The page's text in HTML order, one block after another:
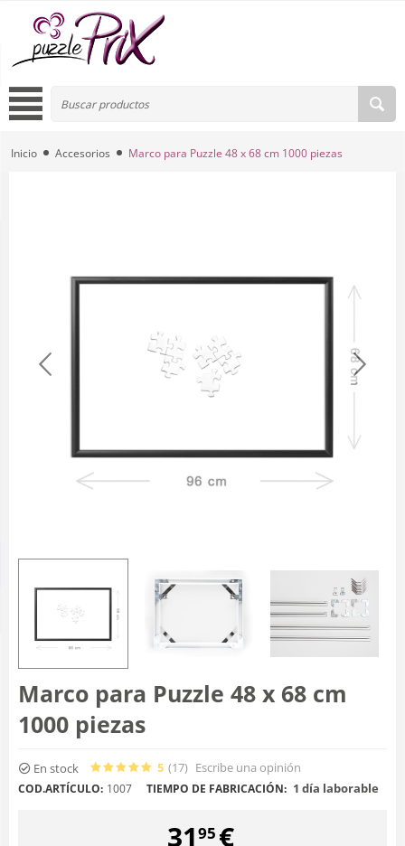
Inicio Accesorios Marco para Puzzle 48 x 68 cm 1000 piezas
Marco para Puzzle 48 x 68 cm
1000 piezas
En stock 5 (17) Escribe una opinión
COD.ARTÍCULO: 1007 TIEMPO DE FABRICACIÓN: 1 día laborable
3195 €